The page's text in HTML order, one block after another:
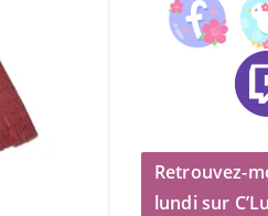
Retrouvez-
lundi sur